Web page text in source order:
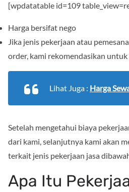
[wpdatatable id=109
Harga bersifat nego
Jika jenis pekerjaan atau
order, kami rekomendasikan untuk
Lihat Juga : Harga
Setelah mengetahui biaya
dari kami, selanjutnya kami akan
terkait jenis pekerjaan jasa
Apa Itu